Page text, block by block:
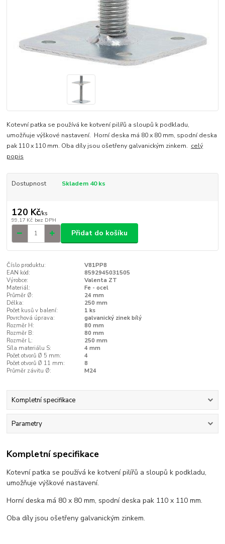
Kotevní patka se používá ke kotvení pilířů a sloupů k podkladu,
umožňuje výškové nastavení. Horní deska má 80 x 80 mm, spodní deska
pak 110 x 110 mm. Oba díly jsou ošetřeny galvanickým zinkem. celý
popis
Dostupnost Skladem 40 ks
120 Kč/ks
99,17 Kč bez DPH
Přidat do košíku
Číslo produktu:
V81PP8
EAN kód:
8592945031505
Výrobce:
Valenta ZT
Materiál:
Fe - ocel
Průměr Ø:
24 mm
Délka:
250 mm
Počet kusů v balení:
1 ks
Povrchová úprava:
galvanický zinek bílý
Rozměr H:
80 mm
Rozměr B:
80 mm
Rozměr L:
250 mm
Síla materiálu S:
4 mm
Počet otvorů Ø 5 mm:
4
Počet otvorů Ø 11 mm:
8
Průměr závitu Ø:
M24
Kompletní specifikace
Parametry
Kompletní specifikace
Kotevní patka se používá ke kotvení pilířů a sloupů k podkladu,
umožňuje výškové nastavení.
Horní deska má 80 x 80 mm, spodní deska pak 110 x 110 mm.
Oba díly jsou ošetřeny galvanickým zinkem.